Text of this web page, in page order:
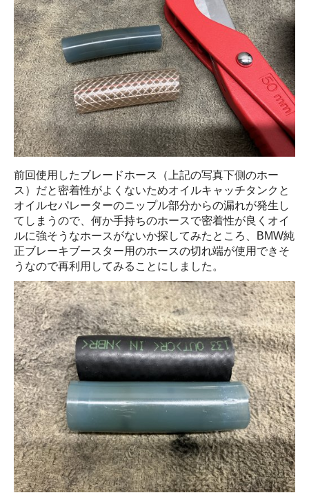
前回使用したブレードホース（上記の写真下側のホー
ス）だと密着性がよくないためオイルキャッチタンクと
オイルセパレーターのニップル部分からの漏れが発生し
てしまうので、何か手持ちのホースで密着性が良くオイ
ルに強そうなホースがないか探してみたところ、BMW純
正ブレーキブースター用のホースの切れ端が使用できそ
うなので再利用してみることにしました。